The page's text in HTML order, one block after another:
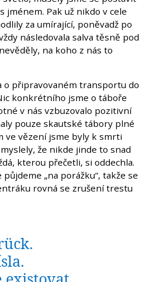
jménem. Pak už nikdo v cele
za umírající, poněvadž po
následovala salva těsně pod
na koho z nás to
o připravovaném transportu do
konkrétního jsme o táboře
v nás vzbuzovalo pozitivní
pouze skautské tábory plné
ve vězení jsme byly k smrti
že nikde jinde to snad
kterou přečetli, si oddechla.
„na porážku“, takže se
rovná se zrušení trestu